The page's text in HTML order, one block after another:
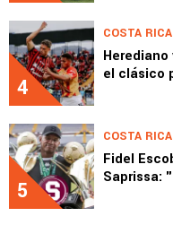
4
COSTA RICA
Herediano
el clásico
5
COSTA RICA
Fidel
Saprissa: